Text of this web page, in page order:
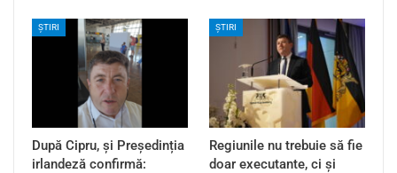
ȘTIRI
După Cipru, și Președinția
irlandeză confirmă:
ȘTIRI
Regiunile nu trebuie să fie
doar executante, ci și